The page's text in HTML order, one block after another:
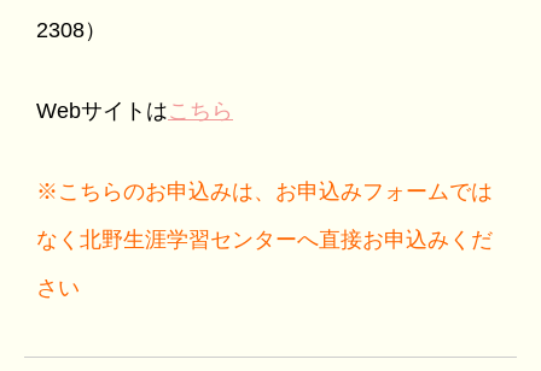
2308）
Webサイトはこちら
※こちらのお申込みは、お申込みフォームでは
なく北野生涯学習センターへ直接お申込みくだ
さい